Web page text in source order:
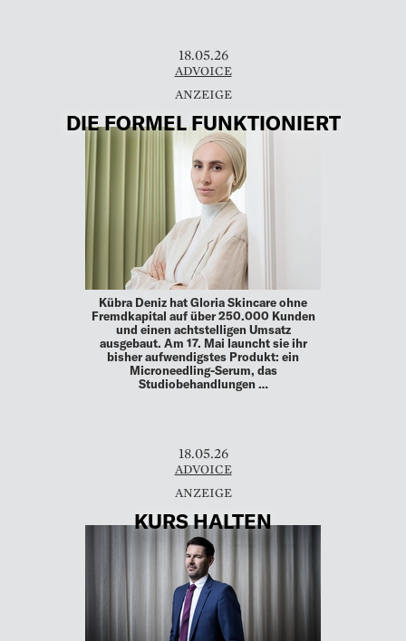
18.05.26
ADVOICE
DIE FORMEL FUNKTIONIERT
Kübra Deniz hat Gloria Skincare ohne
Fremdkapital auf über 250.000 Kunden
und einen achtstelligen Umsatz
ausgebaut. Am 17. Mai launcht sie ihr
bisher aufwendigstes Produkt: ein
Microneedling-Serum, das
Studiobehandlungen …
18.05.26
ADVOICE
KURS HALTEN